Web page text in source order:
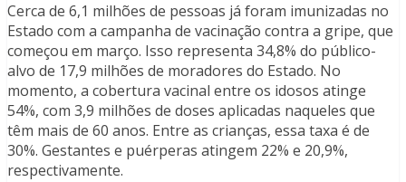
Cerca de 6,1 milhões de pessoas já foram imunizadas no
Estado com a campanha de vacinação contra a gripe, que
começou em março. Isso representa 34,8% do público-
alvo de 17,9 milhões de moradores do Estado. No
momento, a cobertura vacinal entre os idosos atinge
54%, com 3,9 milhões de doses aplicadas naqueles que
têm mais de 60 anos. Entre as crianças, essa taxa é de
30%. Gestantes e puérperas atingem 22% e 20,9%,
respectivamente.